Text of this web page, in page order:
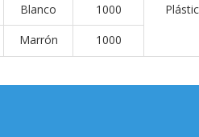
Blanco 1000
Marrón 1000